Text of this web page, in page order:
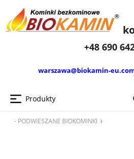
+48 690
warszawa@biokamin-
Produkty
- PODWIESZANE BIOKOMINKI